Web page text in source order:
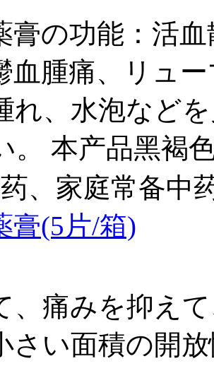
膏の功能：活
血腫痛、リュ
れ、水泡など
。 本产品黑褐
、家庭常备中
膏(5片/箱)
、痛みを抑え
さい面積の開